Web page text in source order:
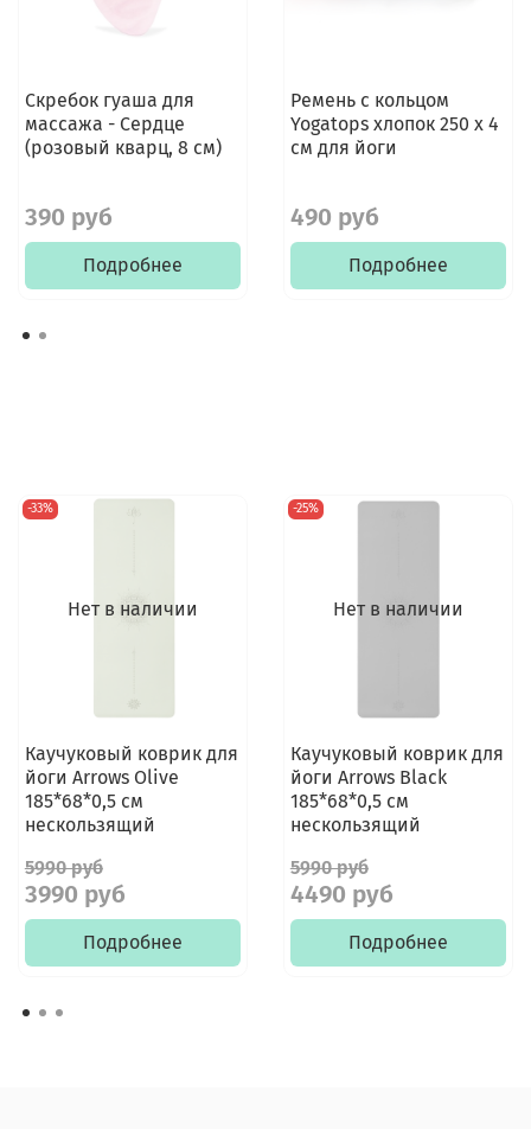
Скребок гуаша для
массажа - Сердце
(розовый кварц, 8 см)
390 руб
Подробнее
Ремень с кольцом
Yogatops хлопок 250 х 4
см для йоги
490 руб
Подробнее
Нет в наличии
-33%
Каучуковый коврик для
йоги Arrows Olive
185*68*0,5 см
нескользящий
5990 руб
3990 руб
Подробнее
Нет в наличии
-25%
Каучуковый коврик для
йоги Arrows Black
185*68*0,5 см
нескользящий
5990 руб
4490 руб
Подробнее